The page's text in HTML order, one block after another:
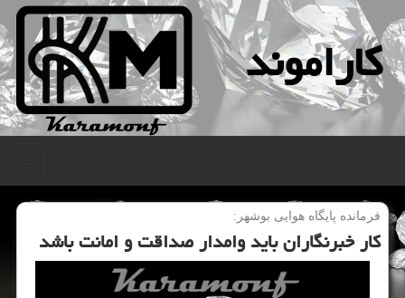
كاراموند
فرمانده پایگاه هوایی بوشهر:
كار خبرنگاران باید وامدار صداقت و امانت باشد